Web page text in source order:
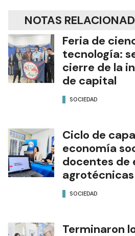
NOTAS
Feria de
tecnología:
cierre de la
de capital
SOCIEDAD
Ciclo de
economía
docentes de
agrotécnicas
SOCIEDAD
Terminaron